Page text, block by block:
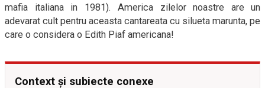
mafia italiana in 1981). America zilelor noastre are un
adevarat cult pentru aceasta cantareata cu silueta marunta, pe
care o considera o Edith Piaf americana!
Context și subiecte conexe